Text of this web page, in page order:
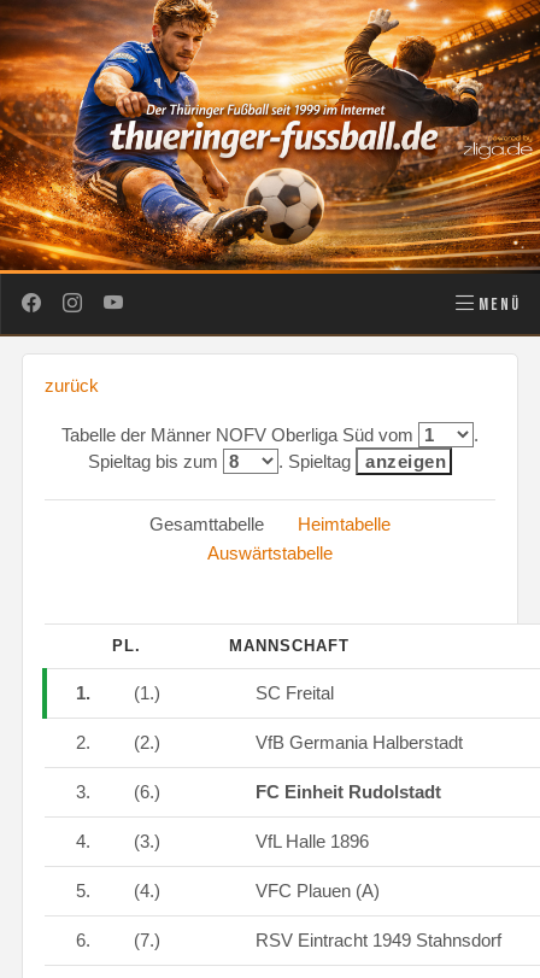
MENÜ
zurück
Tabelle der Männer NOFV Oberliga Süd vom
.
Spieltag bis zum
. Spieltag
Gesamttabelle Heimtabelle
Auswärtstabelle
PL. MANNSCHAFT
1. (1.) SC Freital
2. (2.) VfB Germania Halberstadt
3. (6.) FC Einheit Rudolstadt
4. (3.) VfL Halle 1896
5. (4.) VFC Plauen (A)
6. (7.) RSV Eintracht 1949 Stahnsdorf